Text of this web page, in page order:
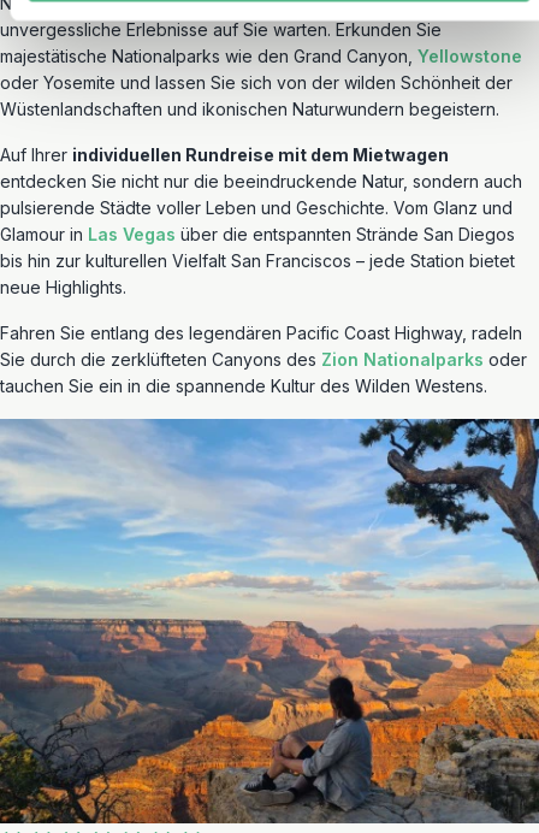
unvergessliche Erlebnisse auf Sie warten. Erkunden Sie
majestätische Nationalparks wie den Grand Canyon, Yellowstone
oder Yosemite und lassen Sie sich von der wilden Schönheit der
Wüstenlandschaften und ikonischen Naturwundern begeistern.
Auf Ihrer individuellen Rundreise mit dem Mietwagen
entdecken Sie nicht nur die beeindruckende Natur, sondern auch
pulsierende Städte voller Leben und Geschichte. Vom Glanz und
Glamour in Las Vegas über die entspannten Strände San Diegos
bis hin zur kulturellen Vielfalt San Franciscos – jede Station bietet
neue Highlights.
Fahren Sie entlang des legendären Pacific Coast Highway, radeln
Sie durch die zerklüfteten Canyons des Zion Nationalparks oder
tauchen Sie ein in die spannende Kultur des Wilden Westens.